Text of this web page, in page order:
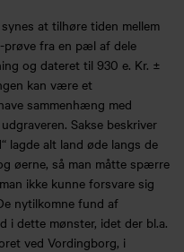
at tilhøre tiden mellem
prøve fra en pæl af dele
og dateret til 930 e. Kr. ±
kan være et
sammenhæng med
Sakse beskriver
lagde alt land øde langs de
øerne, så man måtte spærre
ikke kunne forsvare sig
nytilkomne fund af
dette mønster, idet der bl.a.
ved Vordingborg, i